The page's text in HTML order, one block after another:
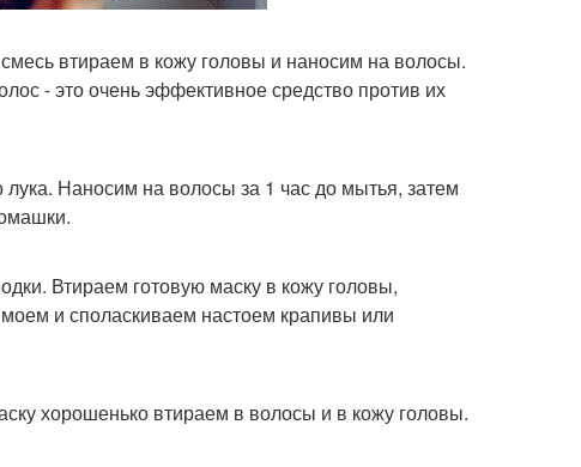
втираем в кожу головы и наносим на волосы.
- это очень эффективное средство против их
Наносим на волосы за 1 час до мытья, затем
Втираем готовую маску в кожу головы,
и споласкиваем настоем крапивы или
хорошенько втираем в волосы и в кожу головы.